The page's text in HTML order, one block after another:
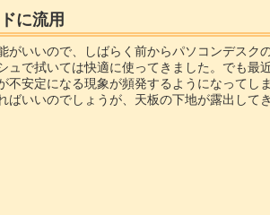
に流用
がいいので、しばらく前からパソコンデス
ュで拭いては快適に使ってきました。でも
不安定になる現象が頻発するようになって
ばいいのでしょうが、天板の下地が露出し